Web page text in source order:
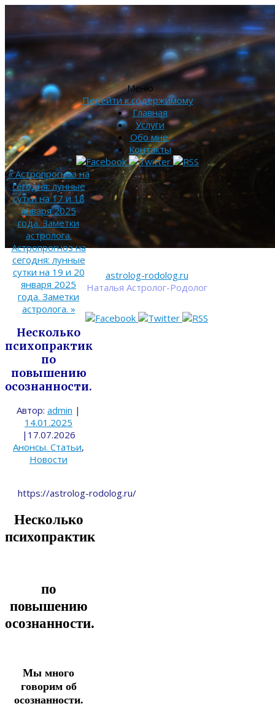
astrolog-rodolog.ru
Наталья Астролог-Родолог
Меню
Перейти к содержимому
Главная
Услуги
Обо мне.
Контакты
«Астропрогноз на
сегодня: лунные
сутки на 17 и 18
января 2025
года. Заметки
астролога.
Астропрогноз на
сегодня: лунные
сутки на 19 и 20
января 2025
года. Заметки
астролога. »
Несколько
психопрактик
по
повышению
осознанности.
Автор: admin |
14.01.2025
| 17.07.2026
Анонсы. Статьи,
Новости
https://astrolog-rodolog.ru/
Несколько
психопрактик
по
повышению
осознанности.
Мы много
говорим об
осознанности.